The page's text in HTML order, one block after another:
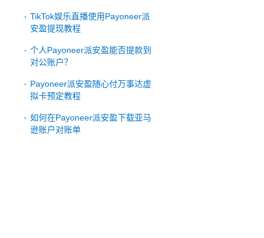
TikTok娱乐直播使用Payoneer派
安盈提现教程
个人Payoneer派安盈能否提款到
对公账户？
Payoneer派安盈随心付万事达虚
拟卡预定教程
如何在Payoneer派安盈下载亚马
逊账户对账单